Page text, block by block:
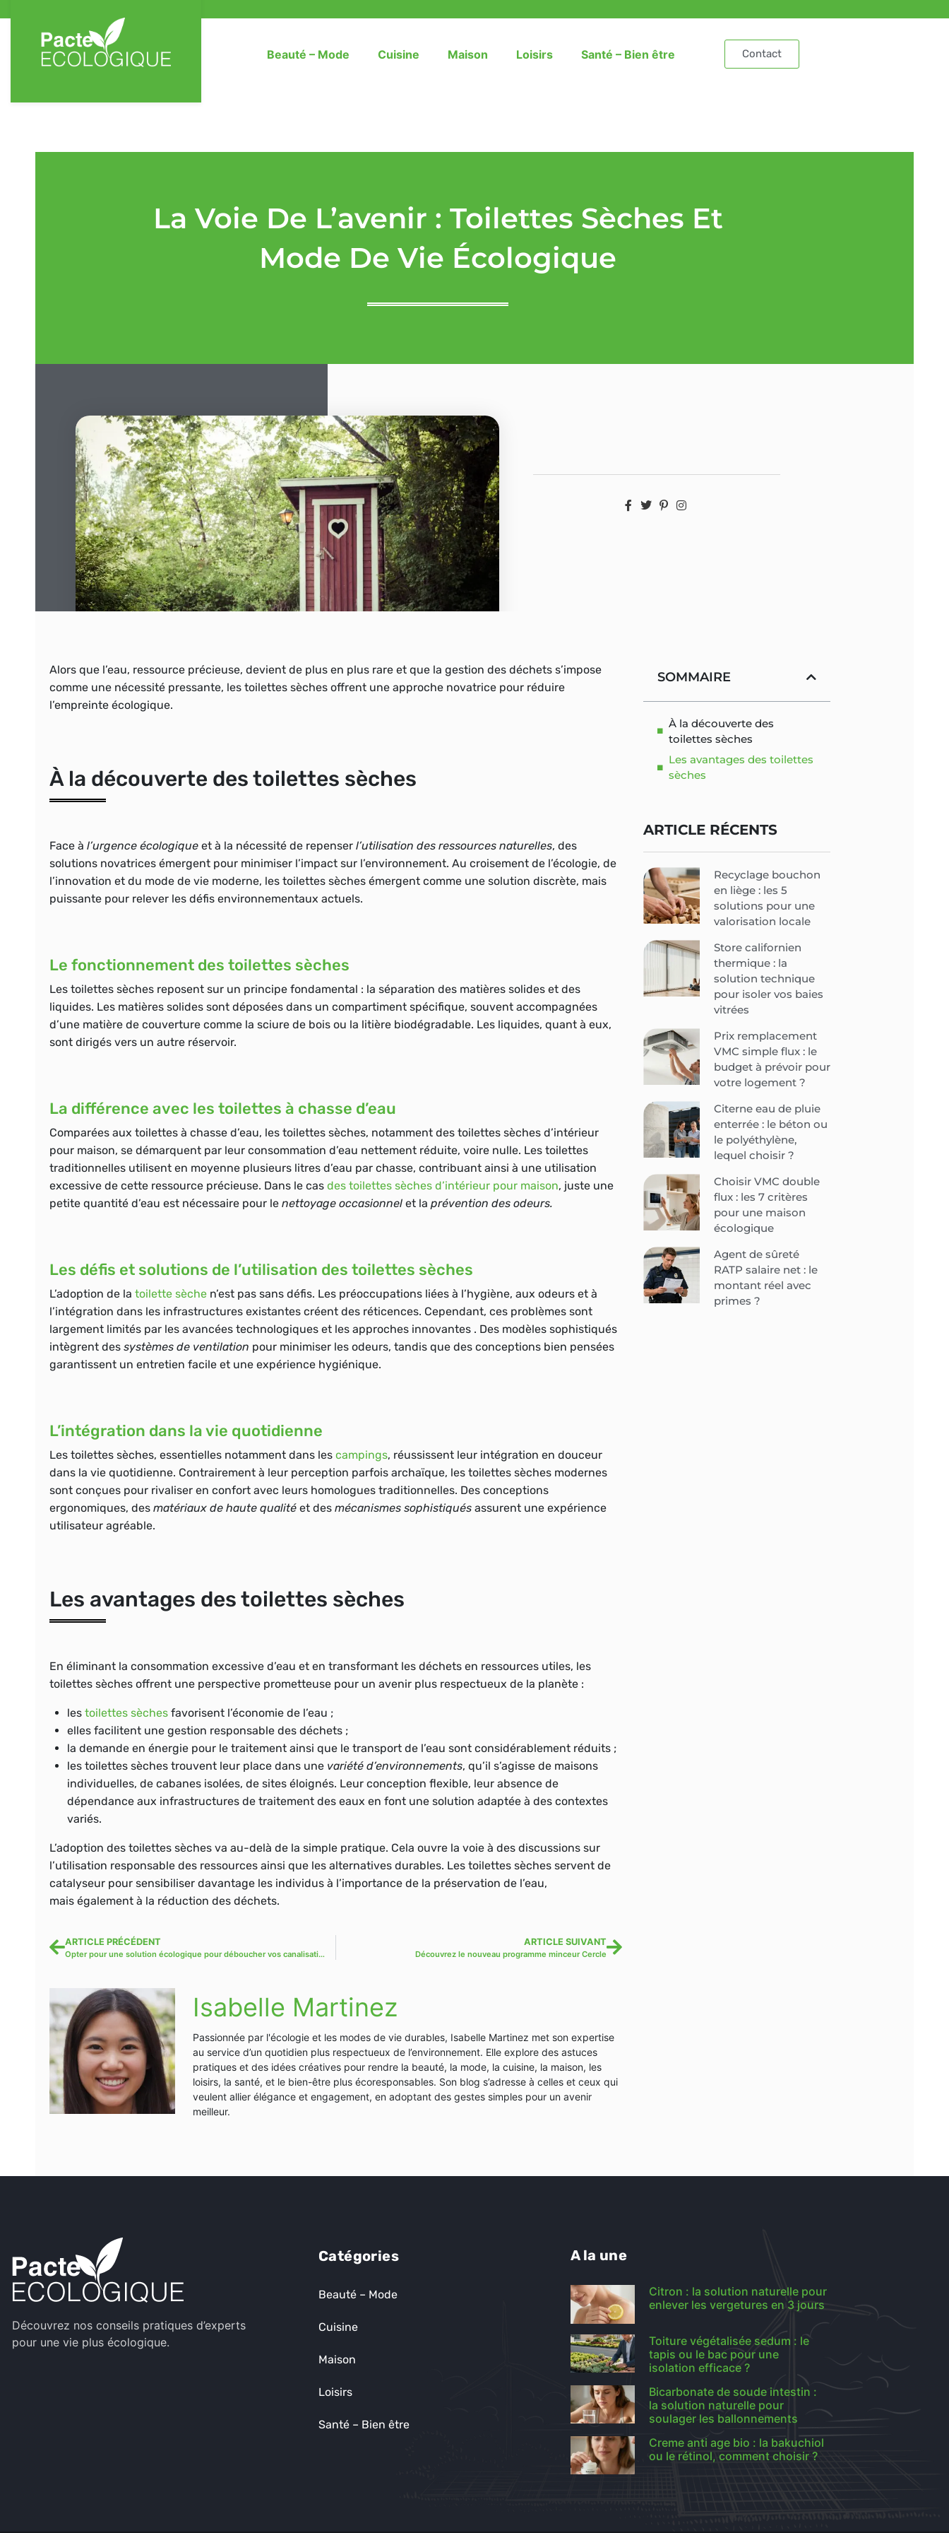
Beauté – Mode Cuisine Maison Loisirs Santé – Bien être Contact
La Voie De L’avenir : Toilettes Sèches Et
Mode De Vie Écologique
Alors que l’eau, ressource précieuse, devient de plus en plus rare et que la gestion des déchets s’impose
comme une nécessité pressante, les toilettes sèches offrent une approche novatrice pour réduire
l’empreinte écologique.
À la découverte des toilettes sèches
Face à l’urgence écologique et à la nécessité de repenser l’utilisation des ressources naturelles, des
solutions novatrices émergent pour minimiser l’impact sur l’environnement. Au croisement de l’écologie, de
l’innovation et du mode de vie moderne, les toilettes sèches émergent comme une solution discrète, mais
puissante pour relever les défis environnementaux actuels.
Le fonctionnement des toilettes sèches
Les toilettes sèches reposent sur un principe fondamental : la séparation des matières solides et des
liquides. Les matières solides sont déposées dans un compartiment spécifique, souvent accompagnées
d’une matière de couverture comme la sciure de bois ou la litière biodégradable. Les liquides, quant à eux,
sont dirigés vers un autre réservoir.
La différence avec les toilettes à chasse d’eau
Comparées aux toilettes à chasse d’eau, les toilettes sèches, notamment des toilettes sèches d’intérieur
pour maison, se démarquent par leur consommation d’eau nettement réduite, voire nulle. Les toilettes
traditionnelles utilisent en moyenne plusieurs litres d’eau par chasse, contribuant ainsi à une utilisation
excessive de cette ressource précieuse. Dans le cas des toilettes sèches d’intérieur pour maison, juste une
petite quantité d’eau est nécessaire pour le nettoyage occasionnel et la prévention des odeurs.
Les défis et solutions de l’utilisation des toilettes sèches
L’adoption de la toilette sèche n’est pas sans défis. Les préoccupations liées à l’hygiène, aux odeurs et à
l’intégration dans les infrastructures existantes créent des réticences. Cependant, ces problèmes sont
largement limités par les avancées technologiques et les approches innovantes . Des modèles sophistiqués
intègrent des systèmes de ventilation pour minimiser les odeurs, tandis que des conceptions bien pensées
garantissent un entretien facile et une expérience hygiénique.
L’intégration dans la vie quotidienne
Les toilettes sèches, essentielles notamment dans les campings, réussissent leur intégration en douceur
dans la vie quotidienne. Contrairement à leur perception parfois archaïque, les toilettes sèches modernes
sont conçues pour rivaliser en confort avec leurs homologues traditionnelles. Des conceptions
ergonomiques, des matériaux de haute qualité et des mécanismes sophistiqués assurent une expérience
utilisateur agréable.
Les avantages des toilettes sèches
En éliminant la consommation excessive d’eau et en transformant les déchets en ressources utiles, les
toilettes sèches offrent une perspective prometteuse pour un avenir plus respectueux de la planète :
les toilettes sèches favorisent l’économie de l’eau ;
elles facilitent une gestion responsable des déchets ;
la demande en énergie pour le traitement ainsi que le transport de l’eau sont considérablement réduits ;
les toilettes sèches trouvent leur place dans une variété d’environnements, qu’il s’agisse de maisons
individuelles, de cabanes isolées, de sites éloignés. Leur conception flexible, leur absence de
dépendance aux infrastructures de traitement des eaux en font une solution adaptée à des contextes
variés.
L’adoption des toilettes sèches va au-delà de la simple pratique. Cela ouvre la voie à des discussions sur
l’utilisation responsable des ressources ainsi que les alternatives durables. Les toilettes sèches servent de
catalyseur pour sensibiliser davantage les individus à l’importance de la préservation de l’eau,
mais également à la réduction des déchets.
ARTICLE PRÉCÉDENT
Opter pour une solution écologique pour déboucher vos canalisations
ARTICLE SUIVANT
Découvrez le nouveau programme minceur Cercle
Isabelle Martinez
Passionnée par l'écologie et les modes de vie durables, Isabelle Martinez met son expertise
au service d’un quotidien plus respectueux de l’environnement. Elle explore des astuces
pratiques et des idées créatives pour rendre la beauté, la mode, la cuisine, la maison, les
loisirs, la santé, et le bien-être plus écoresponsables. Son blog s’adresse à celles et ceux qui
veulent allier élégance et engagement, en adoptant des gestes simples pour un avenir
meilleur.
SOMMAIRE
À la découverte des
toilettes sèches
Les avantages des toilettes
sèches
ARTICLE RÉCENTS
Recyclage bouchon
en liège : les 5
solutions pour une
valorisation locale
Store californien
thermique : la
solution technique
pour isoler vos baies
vitrées
Prix remplacement
VMC simple flux : le
budget à prévoir pour
votre logement ?
Citerne eau de pluie
enterrée : le béton ou
le polyéthylène,
lequel choisir ?
Choisir VMC double
flux : les 7 critères
pour une maison
écologique
Agent de sûreté
RATP salaire net : le
montant réel avec
primes ?
Découvrez nos conseils pratiques d’experts
pour une vie plus écologique.
Catégories
Beauté – Mode
Cuisine
Maison
Loisirs
Santé – Bien être
A la une
Citron : la solution naturelle pour
enlever les vergetures en 3 jours
Toiture végétalisée sedum : le
tapis ou le bac pour une
isolation efficace ?
Bicarbonate de soude intestin :
la solution naturelle pour
soulager les ballonnements
Creme anti age bio : la bakuchiol
ou le rétinol, comment choisir ?